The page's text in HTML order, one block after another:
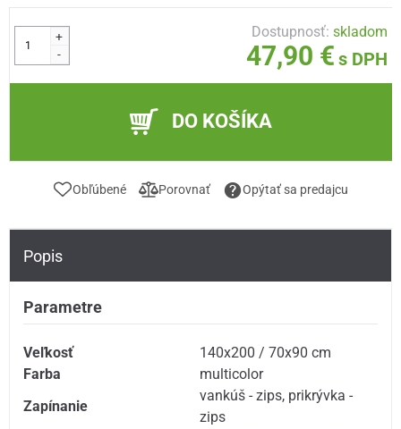
+
-
Dostupnosť:skladom
47,90 € s DPH
DO KOŠÍKA
Obľúbené Porovnať Opýtať sa predajcu
Popis
Parametre
Veľkosť
140x200 / 70x90 cm
Farba
multicolor
Zapínanie
vankúš - zips, prikrývka -
zips